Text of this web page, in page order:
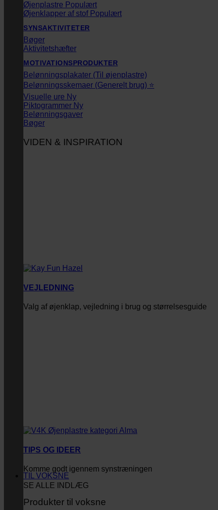
Øjenplastre
Øjenklapper af stof
SYNSAKTIVITETER
Bøger
Aktivitetshæfter
MOTIVATIONSPRODUKTER
Belønningsplakater (Til øjenplastre)
Belønningsskemaer (Generelt brug) ⭐
Visuelle ure
Piktogrammer
Belønningsgaver
Bøger
VIDEN & INSPIRATION
VEJLEDNING
Valg af øjenklap, vejledning i brug og størrelsesguide
TIPS OG IDEER
Komme godt igennem synstræningen
SE ALLE INDLÆG
TIL VOKSNE
Produkter til voksne